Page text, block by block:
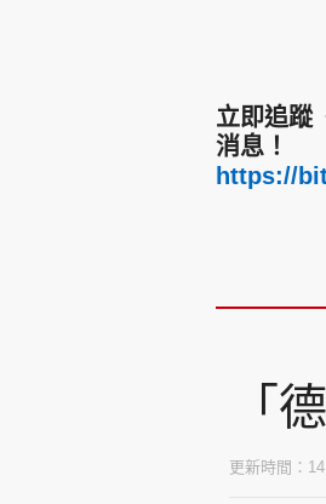
立即追蹤
消息！
https://
「
更新時間：